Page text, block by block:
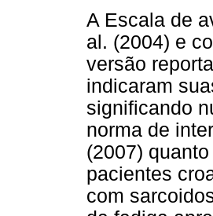
A Escala de
al. (2004) e
versão
indicaram
significando
norma de
(2007)
pacientes
com